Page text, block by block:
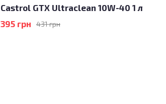
Castrol GTX Ultraclean 10W-40 1 л
431 грн
395 грн